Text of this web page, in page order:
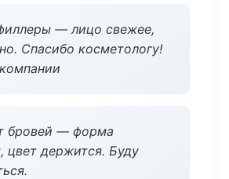
— лицо свежее,
Спасибо косметологу!
бровей — форма
цвет держится. Буду